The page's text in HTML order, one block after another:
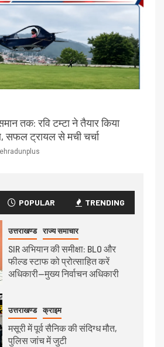
तक: रवि टम्टा ने तैयार किया
सफल ट्रायल से मची चर्चा
POPULAR TRENDING
उत्तराखण्ड राज्य समाचार
SIR अभियान की समीक्षा: BLO और
फील्ड स्टाफ को प्रोत्साहित करें
अधिकारी—मुख्य निर्वाचन अधिकारी
उत्तराखण्ड क्राइम
मसूरी में पूर्व सैनिक की संदिग्ध मौत,
पुलिस जांच में जुटी